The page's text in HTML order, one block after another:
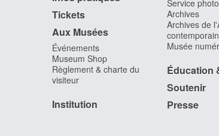
Royaume-Uni) 1804 - Londres
Royaume-Uni) 1845
Liège 1905 - 1993
de Baellieur I Cornelis
Anvers 1607 - 1671
De Baets Ange
Evergem 1793 - Gand 1855
Tickets
Aux Musées
Événements
Museum Shop
Règlement & charte du
visiteur
Institution
Service
Archives
Archives de
Musée
Éducation
Soutenir
Presse